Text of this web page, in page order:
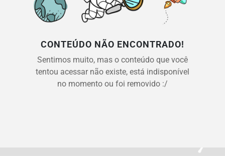
CONTEÚDO NÃO ENCONTRADO!
Sentimos muito, mas o conteúdo que você
tentou acessar não existe, está indisponível
no momento ou foi removido :/